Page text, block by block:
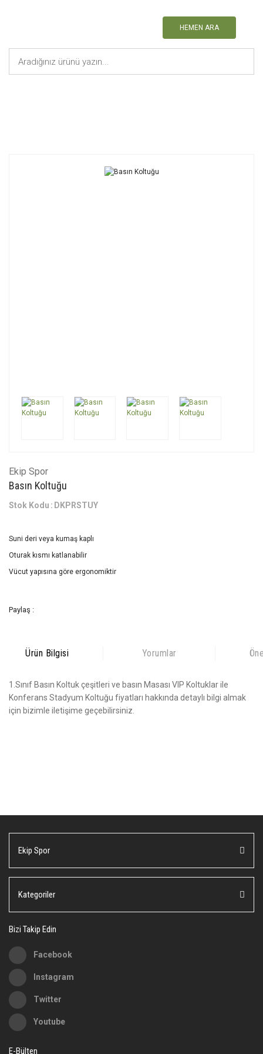
HEMEN ARA
Ekip Spor
Basın Koltuğu
Stok Kodu DKPRSTUY
Suni deri veya kumaş kaplı
Oturak kısmı katlanabilir
Vücut yapısına göre ergonomiktir
Paylaş :
Ürün Bilgisi Yorumlar
1.Sınıf Basın Koltuk çeşitleri ve basın Masası VIP Koltuklar ile
Konferans Stadyum Koltuğu fiyatları hakkında detaylı bilgi almak
için bizimle iletişime geçebilirsiniz.
Ürün resmi kalitesiz, bozuk veya görüntülenemiyor.
Ürün açıklamasında eksik bilgiler bulunuyor.
Ürün fiyatı diğer sitelerden daha pahalı.
Bu ürüne benzer farklı alternatifler olmalı.
Ekip Spor
Kategoriler
Bizi Takip Edin
Facebook
Instagram
Twitter
Youtube
E-Bülten